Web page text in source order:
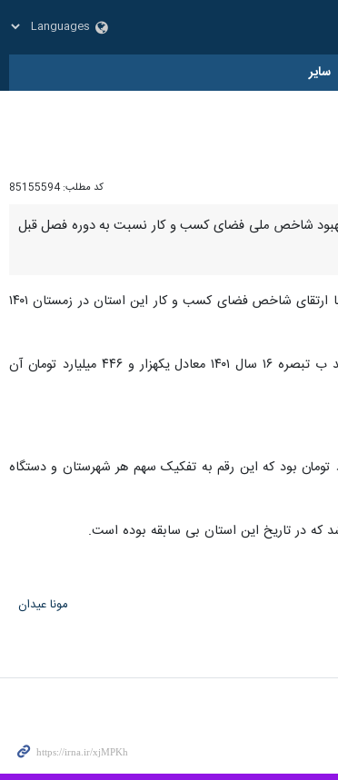
سایر
کد مطلب: 85155594
بهبود شاخص ملی فضای کسب و کار نسبت به دوره فصل قبل
، محسن پاپری زارعی روز جمعه در سومین جلسه کارگروه اقتصادی، اشتغال و سرمایه‌گذاری استان بوشهر اظهار کرد: با ارتقای شاخص فضای کسب و کار این استان در زمستان ۱۴۰۱
وی با اشاره به آخرین وضعیت عملکرد تسهیلات پرداخت شده اشتغالزایی در استان بوشهر افزود: از مجموع کل تسهیلات جز ۲ بند ب تبصره ۱۶ سال ۱۴۰۱ معادل یکهزار و ۴۴۶ میلیارد تومان آن
و برنامه‌ریزی استان بوشهر گفت: میزان اعتبارات مشاغل خانگی استان بوشهر در سال ۱۴۰۱ معادل ۱۲۰ میلیارد تومان بود که این رقم به تفکیک سهم هر شهرستان و دستگاه
مونا عیدان